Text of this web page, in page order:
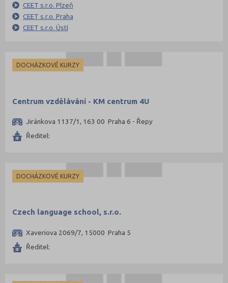
CEET s.r.o. Plzeň
CEET s.r.o. Praha
CEET s.r.o. Ústí
DOCHÁZKOVÉ KURZY
Centrum vzdělávání - KM centrum 4U
Jiránkova 1137/1, 163 00 Praha 6 - Řepy
Ředitel:
DOCHÁZKOVÉ KURZY
Czech language school, s.r.o.
Xaveriova 2069/7, 15000 Praha 5
Ředitel: